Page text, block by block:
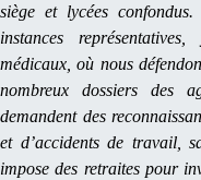
siège et lycées
instances
médicaux, où nous
nombreux dossiers des
demandent des
et d’accidents de travail,
impose des retraites pour